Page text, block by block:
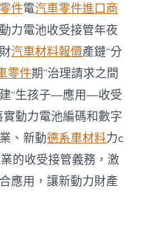
件電汽車零件進口商
力電池收受接管年夜
汽車材料報價產鏈“分
零件期”治理請求之間
“生孩子—應用—收受
動力電池編碼和數字
、新動德系車材料力c
的收受接管義務，激
應用，讓新動力財產